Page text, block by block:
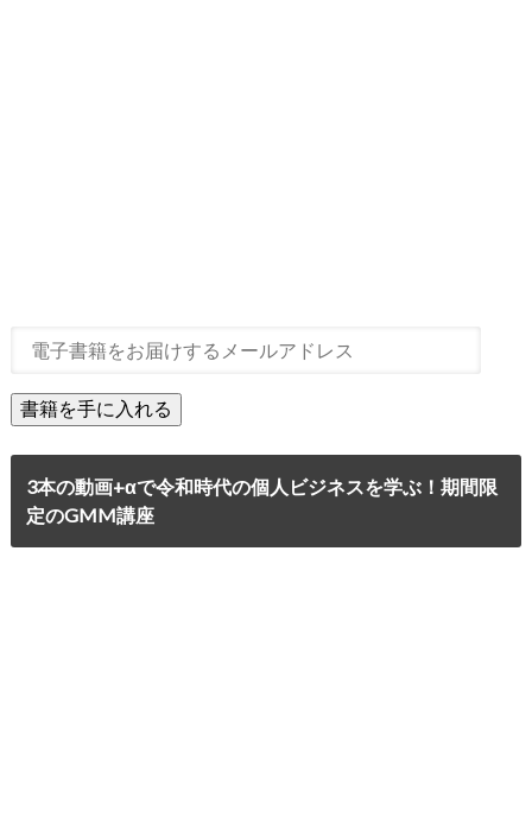
3本の動画+αで令和時代の個人ビジネスを学ぶ！期間限
定のGMM講座